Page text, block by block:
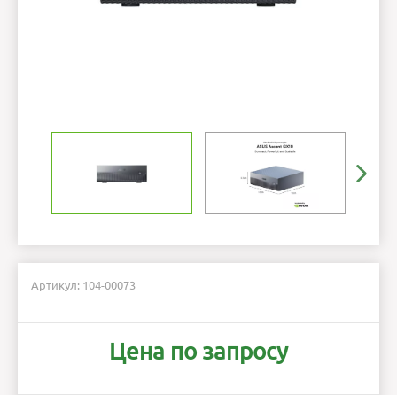
Артикул: 104-00073
Цена по запросу